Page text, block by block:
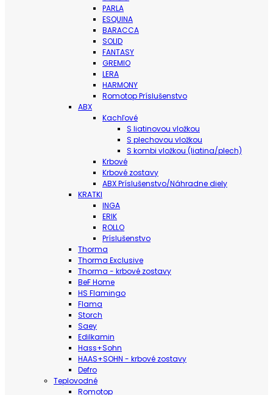
PARLA
ESQUINA
BARACCA
SOLID
FANTASY
GREMIO
LERA
HARMONY
Romotop Príslušenstvo
ABX
Kachľové
S liatinovou vložkou
S plechovou vložkou
S kombi vložkou (liatina/plech)
Krbové
Krbové zostavy
ABX Príslušenstvo/Náhradne diely
KRATKI
INGA
ERIK
ROLLO
Príslušenstvo
Thorma
Thorma Exclusive
Thorma - krbové zostavy
BeF Home
HS Flamingo
Flama
Storch
Saey
Edilkamin
Hass+Sohn
HAAS+SOHN - krbové zostavy
Defro
Teplovodné
Romotop